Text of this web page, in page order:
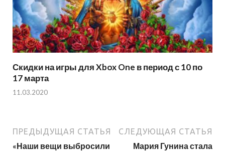
Скидки на игры для Xbox One в период с 10 по
17 марта
11.03.2020
ПРЕДЫДУЩАЯ СТАТЬЯ
«Наши вещи выбросили
СЛЕДУЮЩАЯ СТАТЬЯ
Мария Гунина стала